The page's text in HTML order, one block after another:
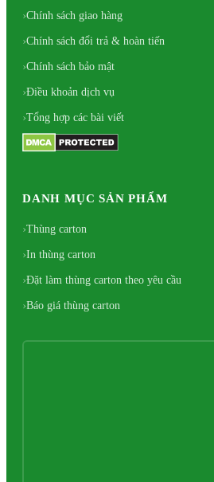
Chính sách giao hàng
Chính sách đổi trả & hoàn tiến
Chính sách bảo mật
Điều khoản dịch vụ
Tổng hợp các bài viết
DANH MỤC SẢN PHẨM
Thùng carton
In thùng carton
Đặt làm thùng carton theo yêu cầu
Báo giá thùng carton